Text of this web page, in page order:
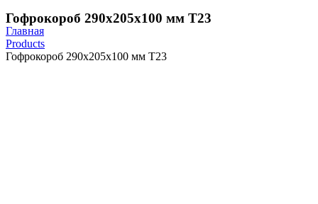
Гофрокороб 290х205х100 мм Т23
Главная
Products
Гофрокороб 290х205х100 мм Т23